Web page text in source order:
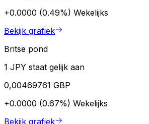
+0.0000 (0.49%) Wekelijks
Bekijk grafiek
Britse pond
1 JPY staat gelijk aan
0,00469761 GBP
+0.0000 (0.67%) Wekelijks
Bekijk grafiek